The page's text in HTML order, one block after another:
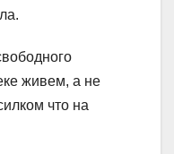
живем, а не
что на